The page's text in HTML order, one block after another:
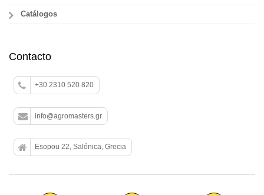
Catálogos
Contacto
+30 2310 520 820
info@agromasters.gr
Esopou 22, Salónica, Grecia